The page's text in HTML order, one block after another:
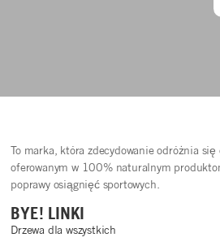
To marka, która zdecydowanie odróżnia
oferowanym w 100% naturalnym
poprawy osiągnięć sportowych.
BYE! LINKI
Drzewa dla wszystkich